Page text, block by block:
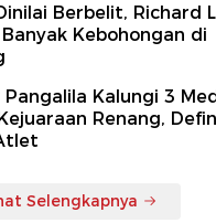
Berbelit, Richard
Kebohongan di
Pangalila Kalungi 3
Renang,
Selengkapnya